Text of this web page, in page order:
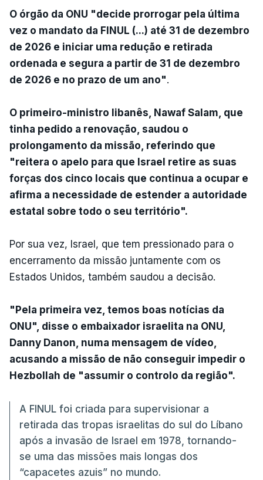
O órgão da ONU "decide prorrogar pela última
vez o mandato da FINUL (...) até 31 de dezembro
de 2026 e iniciar uma redução e retirada
ordenada e segura a partir de 31 de dezembro
de 2026 e no prazo de um ano".
O primeiro-ministro libanês, Nawaf Salam, que
tinha pedido a renovação, saudou o
prolongamento da missão, referindo que
"reitera o apelo para que Israel retire as suas
forças dos cinco locais que continua a ocupar e
afirma a necessidade de estender a autoridade
estatal sobre todo o seu território".
Por sua vez, Israel, que tem pressionado para o
encerramento da missão juntamente com os
Estados Unidos, também saudou a decisão.
"Pela primeira vez, temos boas notícias da
ONU", disse o embaixador israelita na ONU,
Danny Danon, numa mensagem de vídeo,
acusando a missão de não conseguir impedir o
Hezbollah de "assumir o controlo da região".
A FINUL foi criada para supervisionar a
retirada das tropas israelitas do sul do Líbano
após a invasão de Israel em 1978, tornando-
se uma das missões mais longas dos
“capacetes azuis” no mundo.